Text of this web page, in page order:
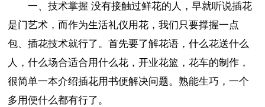
一、技术掌握 没有接触过鲜花的人，早就听说插花
是门艺术，而作为生活礼仪用花，我们只要撑握一点
包、插花技术就行了。首先要了解花语，什么花送什么
人，什么场合适合用什么花，开业花篮，花车的制作，
很简单一本介绍插花用书便解决问题。熟能生巧，一个
多用便什么都有行了。